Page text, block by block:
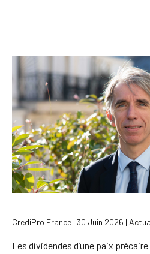
CrediPro France | 30 Juin 2026 |
Les dividendes d’une paix